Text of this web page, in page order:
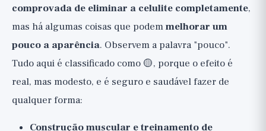
comprovada de eliminar a celulite completamente,
mas há algumas coisas que podemmelhorar um
pouco a aparência. Observem a palavra "pouco".
Tudo aqui é classificado como 🟡, porque o efeito é
real, mas modesto, e é seguro e saudável fazer de
qualquer forma:
Construção muscular e treinamento de